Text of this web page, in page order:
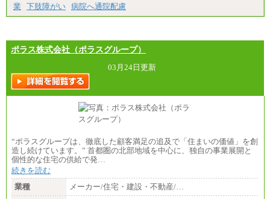
業
下肢障がい 病院へ通院配慮
ポラス株式会社（ポラスグループ）
03月24日更新
“ポラスグループは、徹底した顧客満足の追及で「住まいの価値」を創
造し続けています。” 首都圏の北部地域を中心に、独自の事業展開と
個性的な住宅の供給で発…
続きを読む
業種
メーカー/住宅・建設・不動産/…